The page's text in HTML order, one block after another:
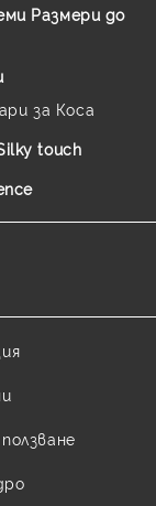
Размери до
за Коса
touch